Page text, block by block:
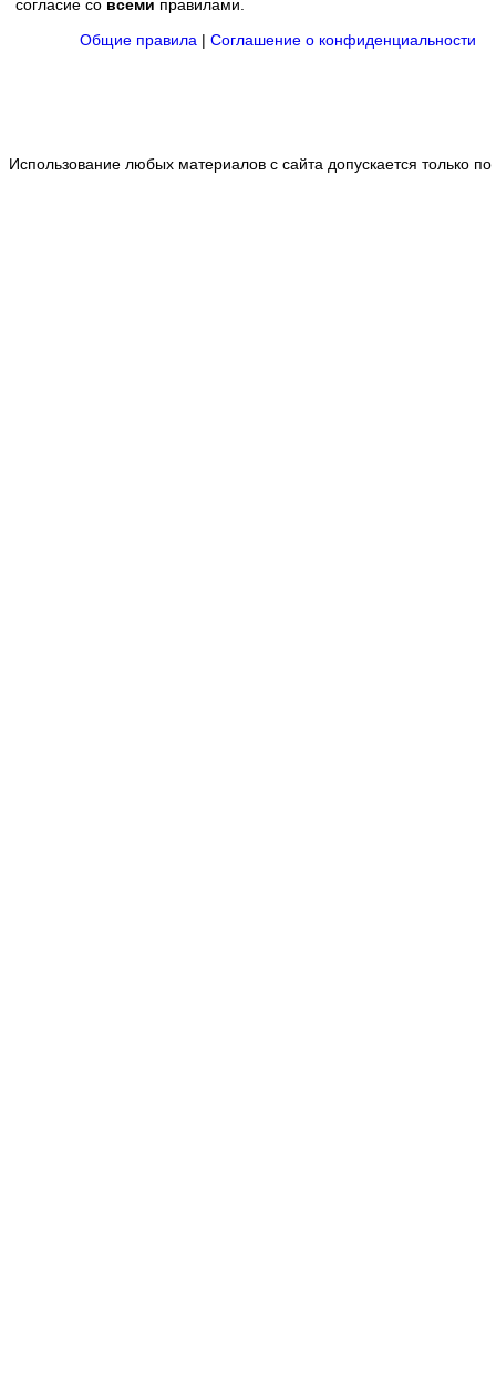
согласие со всеми правилами.
Общие правила | Соглашение о конфиденциальности
Использование любых материалов с сайта допускается только